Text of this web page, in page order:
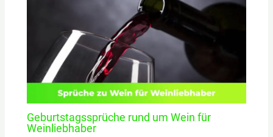
Geburtstagssprüche rund um Wein für
Weinliebhaber